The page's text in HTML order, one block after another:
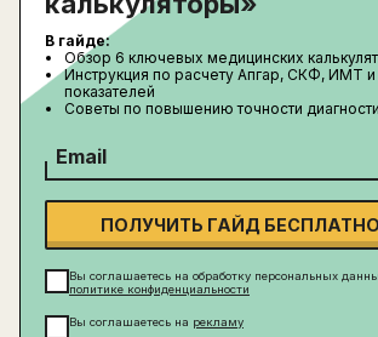
В гайде:
Обзор 6 ключевых медицинских
Инструкция по расчету Апгар, СКФ, ИМТ и
показателей
Советы по повышению точности
Email
ПОЛУЧИТЬ ГАЙД БЕСПЛАТНО
Вы соглашаетесь на обработку персональных
политике конфиденциальности
Вы соглашаетесь на рекламу